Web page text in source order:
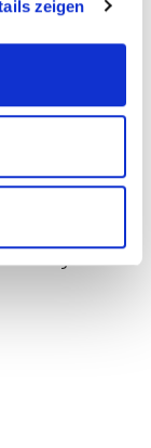
zeigen
Aktiven
“: Welche
and fair